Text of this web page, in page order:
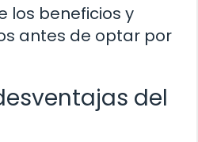
los beneficios y
antes de optar por
del